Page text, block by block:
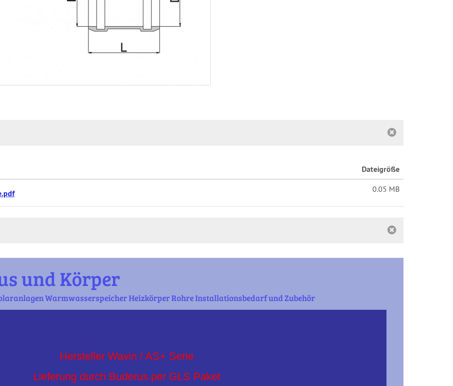
Dateigröße
0.05 MB
und Körper
Warmwasserspeicher Heizkörper Rohre Installationsbedarf und Zubehör
Hersteller Wavin / AS+ Serie
Lieferung durch Buderus per GLS Paket